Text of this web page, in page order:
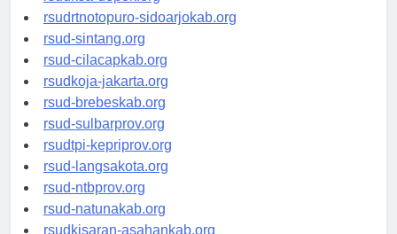
rsudksa-depok.org
rsudrtnotopuro-sidoarjokab.org
rsud-sintang.org
rsud-cilacapkab.org
rsudkoja-jakarta.org
rsud-brebeskab.org
rsud-sulbarprov.org
rsudtpi-kepriprov.org
rsud-langsakota.org
rsud-ntbprov.org
rsud-natunakab.org